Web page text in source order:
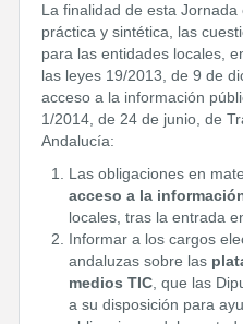
La finalidad de esta
práctica y sintética, las
para las entidades locales,
las leyes 19/2013, de 9 de
acceso a la información
1/2014, de 24 de junio, de
Andalucía:
Las obligaciones en
acceso a la
locales, tras la entrada
Informar a los cargos
andaluzas sobre las
medios TIC , que las
a su disposición para